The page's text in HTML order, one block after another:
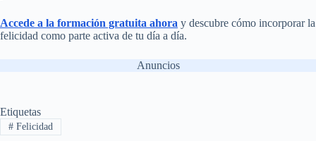
Accede a la formación gratuita ahora y descubre cómo incorporar la
felicidad como parte activa de tu día a día.
Anuncios
Etiquetas
#Felicidad